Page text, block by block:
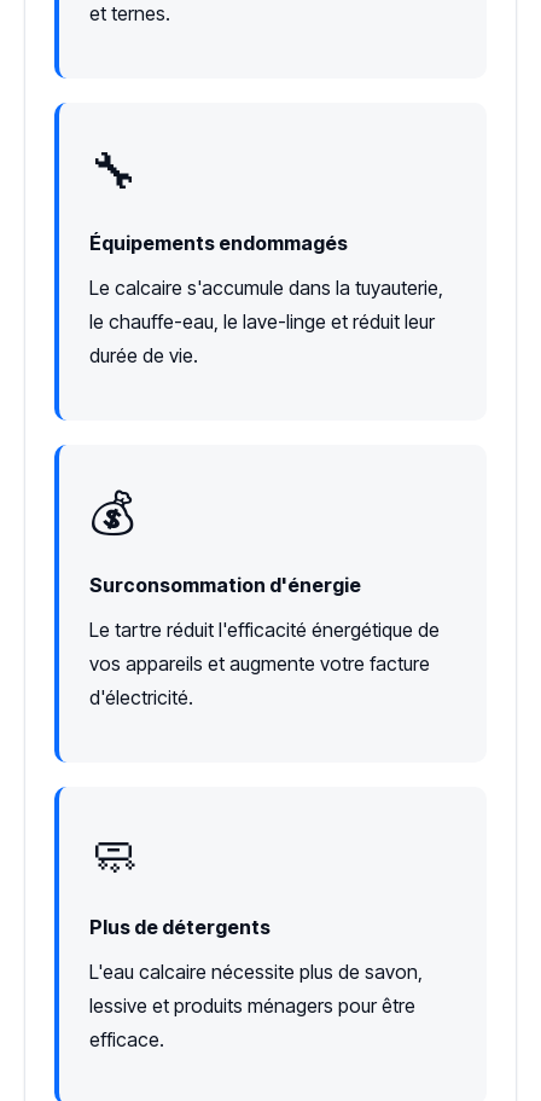
et ternes.
🔧
Équipements endommagés
Le calcaire s'accumule dans la tuyauterie,
le chauffe-eau, le lave-linge et réduit leur
durée de vie.
💰
Surconsommation d'énergie
Le tartre réduit l'efficacité énergétique de
vos appareils et augmente votre facture
d'électricité.
🧼
Plus de détergents
L'eau calcaire nécessite plus de savon,
lessive et produits ménagers pour être
efficace.